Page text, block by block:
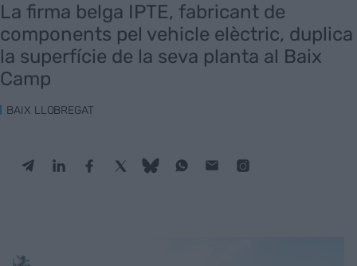
La firma belga IPTE, fabricant de
components pel vehicle elèctric, duplica
la superfície de la seva planta al Baix
Camp
BAIX LLOBREGAT